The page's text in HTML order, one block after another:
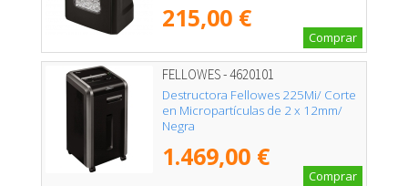
215,00 €
Comprar
FELLOWES - 4620101
Destructora Fellowes 225Mi/ Corte
en Micropartículas de 2 x 12mm/
Negra
1.469,00 €
Comprar